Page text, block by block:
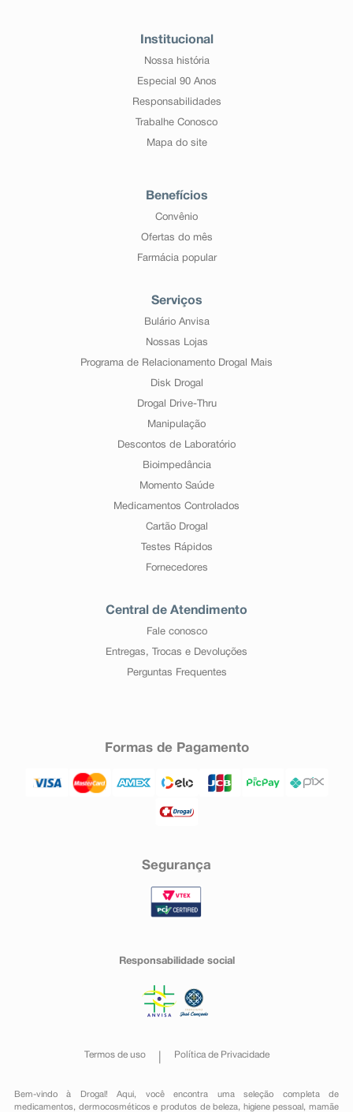
Institucional
Nossa história
Especial 90 Anos
Responsabilidades
Trabalhe Conosco
Mapa do site
Benefícios
Convênio
Ofertas do mês
Farmácia popular
Serviços
Bulário Anvisa
Nossas Lojas
Programa de Relacionamento Drogal Mais
Disk Drogal
Drogal Drive-Thru
Manipulação
Descontos de Laboratório
Bioimpedância
Momento Saúde
Medicamentos Controlados
Cartão Drogal
Testes Rápidos
Fornecedores
Central de Atendimento
Fale conosco
Entregas, Trocas e Devoluções
Perguntas Frequentes
Formas de Pagamento
Segurança
Responsabilidade social
Termos de uso Política de Privacidade
Bem-vindo à Drogal! Aqui, você encontra uma seleção completa de
medicamentos , dermocosméticos e produtos de beleza, higiene pessoal ,mamãe